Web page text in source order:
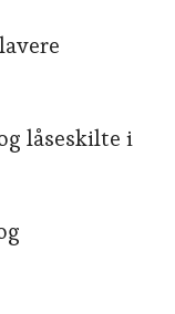
låseskilte i